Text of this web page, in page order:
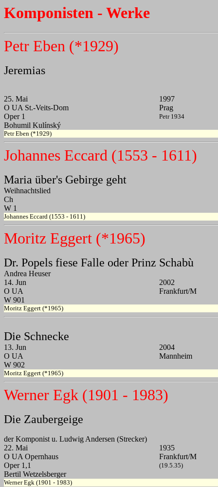
Komponisten - Werke
Petr Eben (*1929)
Jeremias
25. Mai
1997
O UA St.-Veits-Dom
Prag
Oper 1
Petr 1934
Bohumil Kulínský
Petr Eben (*1929)
Johannes Eccard (1553 - 1611)
Maria über's Gebirge geht
Weihnachtslied
Ch
W 1
Johannes Eccard (1553 - 1611)
Moritz Eggert (*1965)
Dr. Popels fiese Falle oder Prinz Schabù
Andrea Heuser
14. Jun
2002
O UA
Frankfurt/M
W 901
Moritz Eggert (*1965)
Die Schnecke
13. Jun
2004
O UA
Mannheim
W 902
Moritz Eggert (*1965)
Werner Egk (1901 - 1983)
Die Zaubergeige
der Komponist u. Ludwig Andersen (Strecker)
22. Mai
1935
O UA Opernhaus
Frankfurt/M
Oper 1,1
(19.5.35)
Bertil Wetzelsberger
Werner Egk (1901 - 1983)